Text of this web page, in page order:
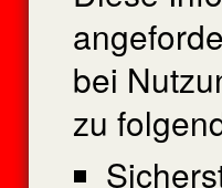
bei
zu